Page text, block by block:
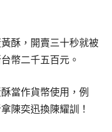
酥，開賣三十秒就被
幣二千五百元。
當作貨幣使用，例
陳奕迅換陳耀訓！